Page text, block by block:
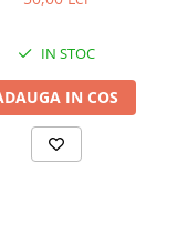
IN STOC
IN COS